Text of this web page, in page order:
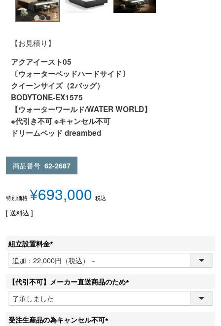
【お見積り】
アクアイースト05
〔ウォーターベッドハードサイド〕
クイーンサイズ（2バッグ）
BODYTONE-EX1575
【ウォーターワールド/WATER WORLD】
※代引き不可 ※キャンセル不可
ドリームベッド dreambed
商品番号 62-2687
特別価格 ¥693,000 税込
送料込
組立設置料金
(
必
須
)
【代引不可】メーカー直送商品のため
(
必
受注生産品の為キャンセル不可